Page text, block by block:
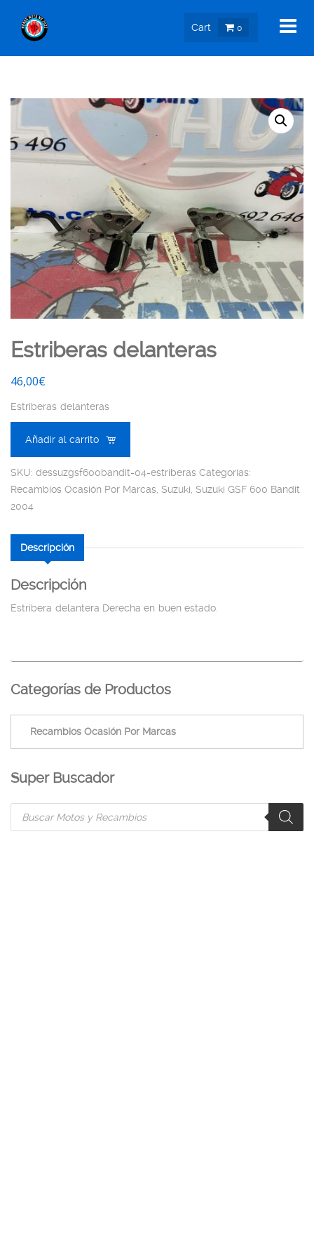
Cart 0
Estriberas delanteras
46,00€
Estriberas delanteras
Añadir al carrito
SKU: dessuzgsf600bandit-04-estriberas Categorías:
Recambios Ocasión Por Marcas Suzuki Suzuki GSF 600 Bandit
2004
Descripción
Descripción
Estribera delantera Derecha en buen estado.
Categorías de Productos
Super Buscador
Products
search